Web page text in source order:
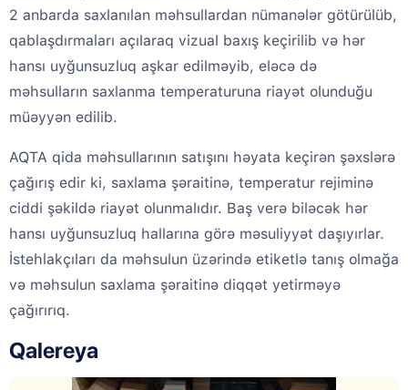
2 anbarda saxlanılan məhsullardan nümanələr götürülüb,
qablaşdırmaları açılaraq vizual baxış keçirilib və hər
hansı uyğunsuzluq aşkar edilməyib, eləcə də
məhsulların saxlanma temperaturuna riayət olunduğu
müəyyən edilib.
AQTA qida məhsullarının satışını həyata keçirən şəxslərə
çağırış edir ki, saxlama şəraitinə, temperatur rejiminə
ciddi şəkildə riayət olunmalıdır. Baş verə biləcək hər
hansı uyğunsuzluq hallarına görə məsuliyyət daşıyırlar.
İstehlakçıları da məhsulun üzərində etiketlə tanış olmağa
və məhsulun saxlama şəraitinə diqqət yetirməyə
çağırırıq.
Qalereya